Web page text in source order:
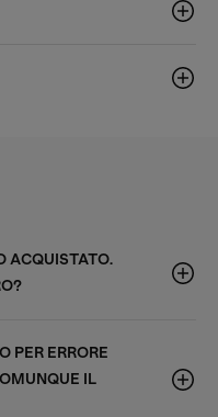
ACQUISTATO.
PER ERRORE
IL